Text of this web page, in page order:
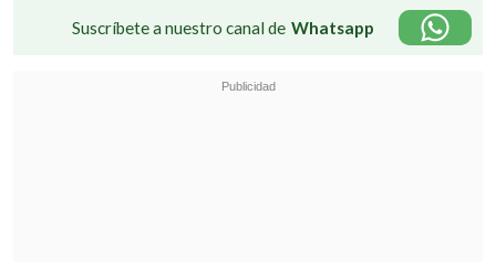
Suscríbete a nuestro canal de Whatsapp